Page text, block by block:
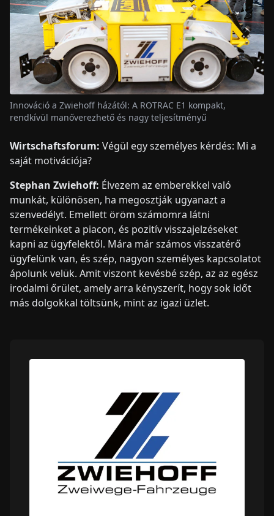
Innováció a Zwiehoff házától: A ROTRAC E1 kompakt,
rendkívül manőverezhető és nagy teljesítményű
Wirtschaftsforum: Végül egy személyes kérdés: Mi a
saját motivációja?
Stephan Zwiehoff: Élvezem az emberekkel való
munkát, különösen, ha megosztják ugyanazt a
szenvedélyt. Emellett öröm számomra látni
termékeinket a piacon, és pozitív visszajelzéseket
kapni az ügyfelektől. Mára már számos visszatérő
ügyfelünk van, és szép, nagyon személyes kapcsolatot
ápolunk velük. Amit viszont kevésbé szép, az az egész
irodalmi őrület, amely arra kényszerít, hogy sok időt
más dolgokkal töltsünk, mint az igazi üzlet.